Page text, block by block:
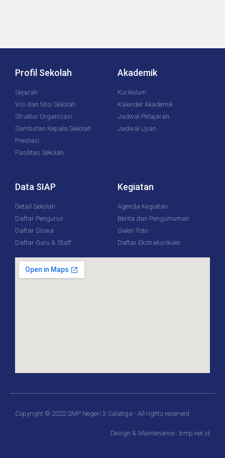
Profil Sekolah
Sejarah
Visi dan Misi Sekolah
Struktur Organisasi
Sambutan Kepala Sekolah
Prestasi
Fasilitas Sekolah
Akademik
Kurikulum
Kalender Akademik
Jadwal Pelajaran
Jadwal Ujian
Data SIAP
Detail Sekolah
Daftar Pengurus
Daftar Siswa
Daftar Guru & Staff
Kegiatan
Agenda Kegiatan
Berita dan Pengumuman
Galeri Foto
Daftar Ekstrakurikuler
Copyright © 2022 SMP Negeri 3 Salatiga - All rights reserved
Design & Maintenance : bmp.net.id